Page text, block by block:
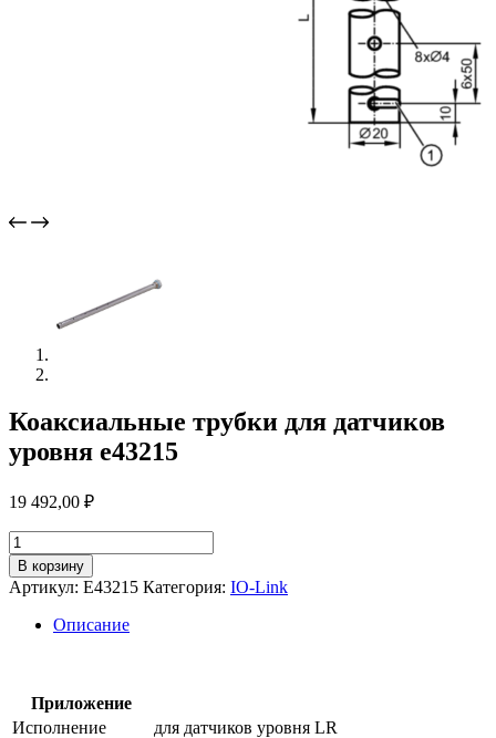
Коаксиальные трубки для датчиков
уровня e43215
19 492,00 ₽
Количество
товара
Коаксиальные
трубки
датчиков
В корзину
Артикул: E43215 Категория: IO-Link
Описание
Приложение
Исполнение
для датчиков уровня LR